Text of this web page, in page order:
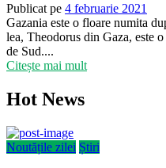
Publicat pe 4 februarie 2021
Gazania este o floare numita
lea, Theodorus din Gaza, este
de Sud....
Citește mai mult
Hot News
Noutățile zilei Știri